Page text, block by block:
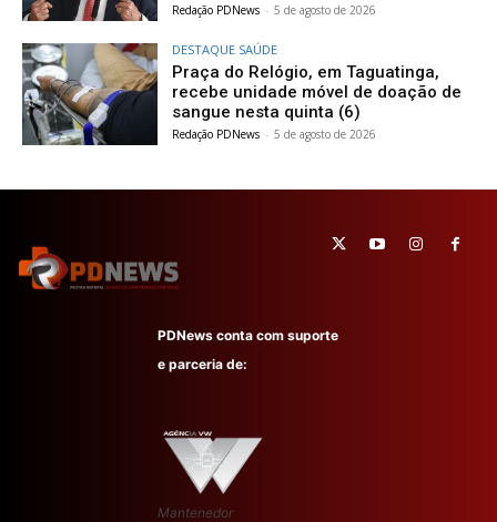
Redação PDNews - 5 de agosto de 2026
DESTAQUE SAÚDE
Praça do Relógio, em Taguatinga,
recebe unidade móvel de doação de
sangue nesta quinta (6)
Redação PDNews - 5 de agosto de 2026
PDNews conta com suporte
e parceria de:
Mantenedor